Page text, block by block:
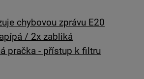
chybovou zprávu E20
/ 2x zabliká
pračka - přístup k filtru